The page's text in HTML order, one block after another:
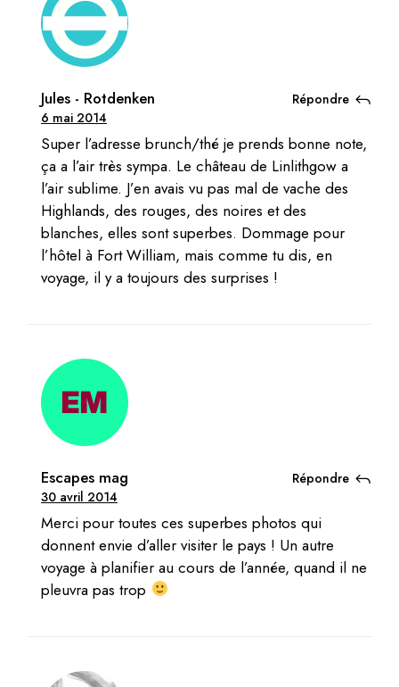
Jules - Rotdenken
6 mai 2014
Super l’adresse brunch/thé je prends bonne note,
ça a l’air très sympa. Le château de Linlithgow a
l’air sublime. J’en avais vu pas mal de vache des
Highlands, des rouges, des noires et des
blanches, elles sont superbes. Dommage pour
l’hôtel à Fort William, mais comme tu dis, en
voyage, il y a toujours des surprises !
Répondre
Escapes mag
30 avril 2014
Merci pour toutes ces superbes photos qui
donnent envie d’aller visiter le pays ! Un autre
voyage à planifier au cours de l’année, quand il ne
pleuvra pas trop
Répondre